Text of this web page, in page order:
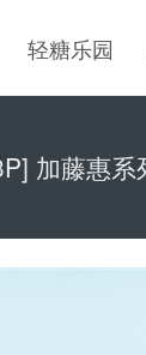
轻糖乐园
加藤惠系